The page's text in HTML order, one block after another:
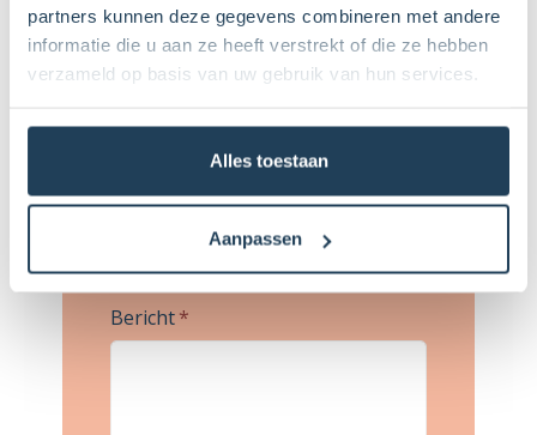
partners kunnen deze gegevens combineren met andere
informatie die u aan ze heeft verstrekt of die ze hebben
verzameld op basis van uw gebruik van hun services.
Alles toestaan
Aanpassen
E-mailadres *
Onderwerp*
Telefoonnummer*
Bericht*